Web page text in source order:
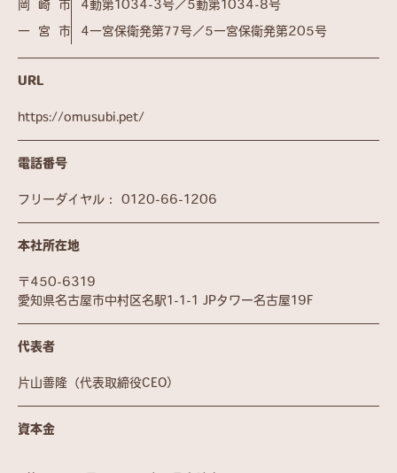
岡崎市 4動第1034-3号／5動第1034-8号
一宮市 4一宮保衛発第77号／5一宮保衛発第205号
URL
https://omusubi.pet/
電話番号
フリーダイヤル： 0120-66-1206
本社所在地
〒450-6319
愛知県名古屋市中村区名駅1-1-1 JPタワー名古屋19F
代表者
片山善隆（代表取締役CEO）
資本金